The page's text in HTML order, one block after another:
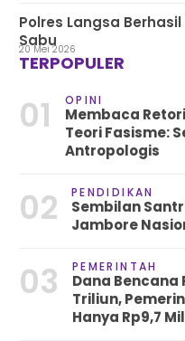
Polres Langsa
Sabu20 Mei 2026
TERPOPULER
01 OPINI
Membaca
Teori Fasisme:
Antropologis
02 PENDIDIKAN
Sembilan
Jambore
03 PEMERINTAH
Dana Bencana
Triliun,
Hanya Rp9,7